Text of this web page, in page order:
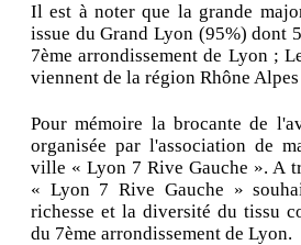
Il est à noter que la grande
issue du Grand Lyon (95%) dont
7ème arrondissement de Lyon ;
viennent de la région Rhône
Pour mémoire la brocante de
organisée par l'association de
ville « Lyon 7 Rive Gauche ». A
« Lyon 7 Rive Gauche »
richesse et la diversité du tissu
du 7ème arrondissement de Lyon.